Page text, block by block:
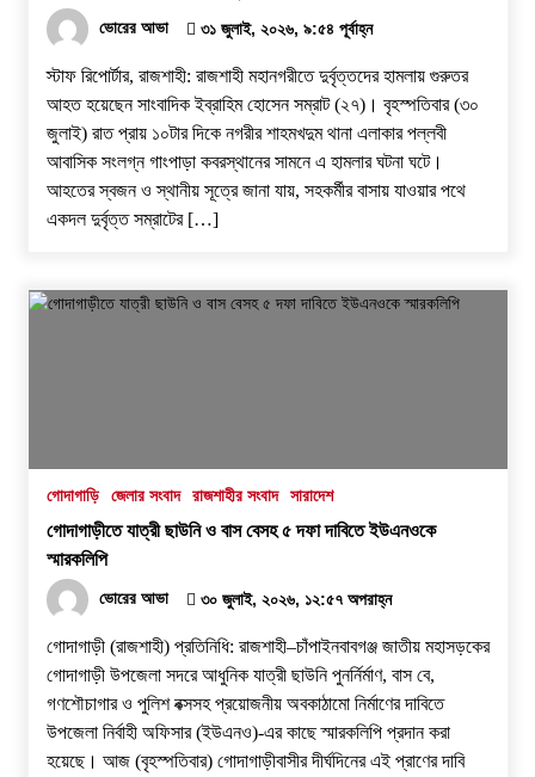
ভোরের আভা ৩১ জুলাই, ২০২৬, ৯:৫৪ পূর্বাহ্ন
স্টাফ রিপোর্টার, রাজশাহী: রাজশাহী মহানগরীতে দুর্বৃত্তদের হামলায় গুরুতর
আহত হয়েছেন সাংবাদিক ইব্রাহিম হোসেন সম্রাট (২৭)। বৃহস্পতিবার (৩০
জুলাই) রাত প্রায় ১০টার দিকে নগরীর শাহমখদুম থানা এলাকার পল্লবী
আবাসিক সংলগ্ন গাংপাড়া কবরস্থানের সামনে এ হামলার ঘটনা ঘটে।
আহতের স্বজন ও স্থানীয় সূত্রে জানা যায়, সহকর্মীর বাসায় যাওয়ার পথে
একদল দুর্বৃত্ত সম্রাটের […]
গোদাগাড়ি জেলার সংবাদ রাজশাহীর সংবাদ সারাদেশ
গোদাগাড়ীতে যাত্রী ছাউনি ও বাস বেসহ ৫ দফা দাবিতে ইউএনওকে
স্মারকলিপি
ভোরের আভা ৩০ জুলাই, ২০২৬, ১২:৫৭ অপরাহ্ন
গোদাগাড়ী (রাজশাহী) প্রতিনিধি: রাজশাহী–চাঁপাইনবাবগঞ্জ জাতীয় মহাসড়কের
গোদাগাড়ী উপজেলা সদরে আধুনিক যাত্রী ছাউনি পুনর্নির্মাণ, বাস বে,
গণশৌচাগার ও পুলিশ বক্সসহ প্রয়োজনীয় অবকাঠামো নির্মাণের দাবিতে
উপজেলা নির্বাহী অফিসার (ইউএনও)-এর কাছে স্মারকলিপি প্রদান করা
হয়েছে। ​আজ (বৃহস্পতিবার) গোদাগাড়ীবাসীর দীর্ঘদিনের এই প্রাণের দাবি